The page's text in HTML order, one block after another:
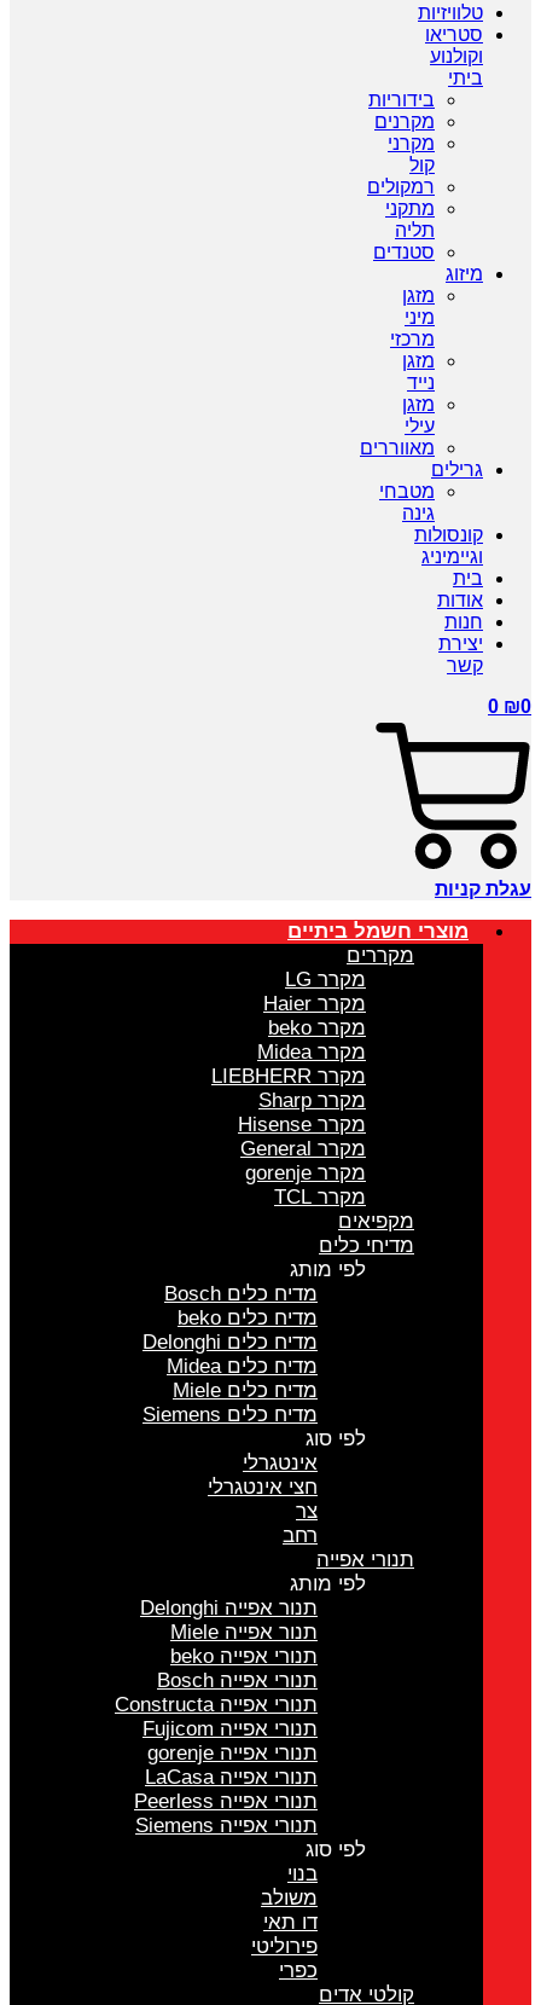
טלוויזיות
סטריאו
וקולנוע
ביתי
בידוריות
מקרנים
מקרני
קול
רמקולים
מתקני
תליה
סטנדים
מיזוג
מזגן
מיני
מרכזי
מזגן
נייד
מזגן
עילי
מאווררים
גרילים
מטבחי
גינה
קונסולות
וגיימיניג
בית
אודות
חנות
יצירת
קשר
₪0
0
עגלת קניות
מוצרי חשמל ביתיים
מקררים
מקרר LG
מקרר Haier
מקרר beko
מקרר Midea
מקרר LIEBHERR
מקרר Sharp
מקרר Hisense
מקרר General
מקרר gorenje
מקרר TCL
מקפיאים
מדיחי כלים
לפי מותג
מדיח כלים Bosch
מדיח כלים beko
מדיח כלים Delonghi
מדיח כלים Midea
מדיח כלים Miele
מדיח כלים Siemens
לפי סוג
אינטגרלי
חצי אינטגרלי
צר
רחב
תנורי אפייה
לפי מותג
תנור אפייה Delonghi
תנור אפייה Miele
תנורי אפייה beko
תנורי אפייה Bosch
תנורי אפייה Constructa
תנורי אפייה Fujicom
תנורי אפייה gorenje
תנורי אפייה LaCasa
תנורי אפייה Peerless
תנורי אפייה Siemens
לפי סוג
בנוי
משולב
דו תאי
פירוליטי
כפרי
קולטי אדים